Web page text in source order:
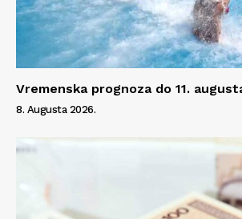
Vremenska prognoza do 11.
8. Augusta 2026.